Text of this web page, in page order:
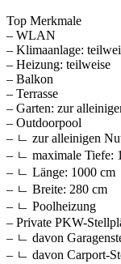
Top Merkmale
– WLAN
– Klimaanlage:
– Heizung: teilweise
– Balkon
– Terrasse
– Garten: zur
– Outdoorpool
– ㄴ zur alleinigen
– ㄴ maximale Tiefe:
– ㄴ Länge: 1000 cm
– ㄴ Breite: 280 cm
– ㄴ Poolheizung
– Private PKW-
– ㄴ davon
– ㄴ davon Carport-